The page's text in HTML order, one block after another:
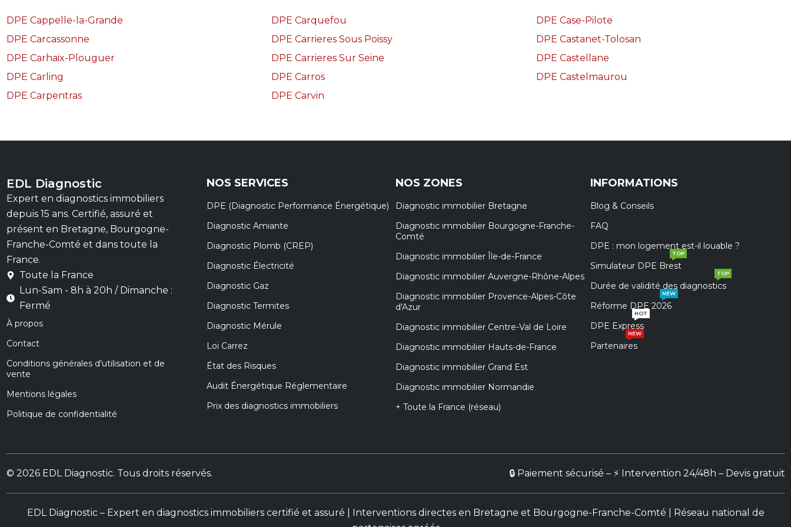
DPE Cappelle-la-Grande
DPE Carcassonne
DPE Carhaix-Plouguer
DPE Carling
DPE Carpentras
DPE Carquefou
DPE Carrieres Sous Poissy
DPE Carrieres Sur Seine
DPE Carros
DPE Carvin
DPE Case-Pilote
DPE Castanet-Tolosan
DPE Castellane
DPE Castelmaurou
EDL Diagnostic
Expert en diagnostics immobiliers
depuis 15 ans. Certifié, assuré et
présent en Bretagne, Bourgogne-
Franche-Comté et dans toute la
France.
Toute la France
Lun-Sam - 8h à 20h / Dimanche :
Fermé
À propos
Contact
Conditions générales d'utilisation et de
vente
Mentions légales
Politique de confidentialité
NOS SERVICES
DPE (Diagnostic Performance Énergétique)
Diagnostic Amiante
Diagnostic Plomb (CREP)
Diagnostic Électricité
Diagnostic Gaz
Diagnostic Termites
Diagnostic Mérule
Loi Carrez
État des Risques
Audit Énergétique Réglementaire
Prix des diagnostics immobiliers
NOS ZONES
Diagnostic immobilier Bretagne
Diagnostic immobilier Bourgogne-Franche-
Comté
Diagnostic immobilier Île-de-France
Diagnostic immobilier Auvergne-Rhône-Alpes
Diagnostic immobilier Provence-Alpes-Côte
d'Azur
Diagnostic immobilier Centre-Val de Loire
Diagnostic immobilier Hauts-de-France
Diagnostic immobilier Grand Est
Diagnostic immobilier Normandie
+ Toute la France (réseau)
INFORMATIONS
Blog & Conseils
FAQ
DPE : mon logement est-il louable ?
Simulateur DPE Brest
TOP
Durée de validité des diagnostics
TOP
Réforme DPE 2026
NEW
DPE Express
HOT
Partenaires
NEW
© 2026 EDL Diagnostic. Tous droits réservés. 🔒 Paiement sécurisé – ⚡ Intervention 24/48h – Devis gratuit
EDL Diagnostic – Expert en diagnostics immobiliers certifié et assuré | Interventions directes en Bretagne et Bourgogne-Franche-Comté |
Réseau national de